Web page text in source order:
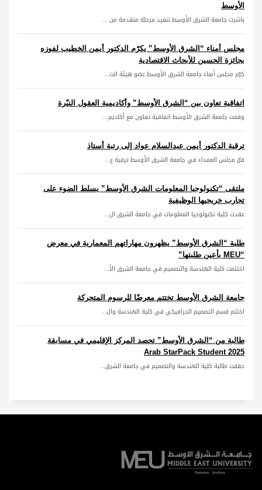
الأوسط
باشرت جامعة الشرق الأوسط تنفيذ مرحلة متقدمة من ...
مجلس أمناء “الشرق الأوسط” يكرّم الدكتور أيمن الخطيب لفوزه
بجائزة الحسين للأبحاث الاقتصادية
كرّم مجلس أمناء جامعة الشرق الأوسط عضو هيئة الت...
اتفاقية تعاون بين “الشرق الأوسط” وأكاديمية العقول النيّرة
وقعت جامعة الشرق الأوسط اتفاقية تعاون مع أكاديم...
ترقية الدكتور أيمن عبدالسلام عواد إلى رتبة أستاذ
قرّر مجلس العمداء في جامعة الشرق الأوسط ترقية ع...
ملتقى “تكنولوجيا المعلومات الشرق الأوسط” يسلط الضوء على
تجارب خريجيها الوظيفية
عقدت كلية تكنولوجيا المعلومات في جامعة الشرق ال...
طلبة “الشرق الأوسط” يظهرون مهاراتهم المعمارية في معرض
“MEU بأعين طلبتها”
اختتمت كلية الهندسة والتصميم في جامعة الشرق الأ...
جامعة الشرق الأوسط تختتم معرضًا للرسوم المتحركة
اختتم قسم التصميم الجرافيكي في كلية الهندسة وال...
طالبة من “الشرق الأوسط” تحصد المركز الإقليمي في مسابقة
Arab StarPack Student 2025
حققت طالبة كلية الهندسة والتصميم في جامعة الشرق...